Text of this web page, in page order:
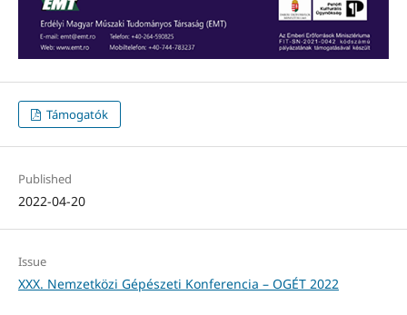
Támogatók
Published
2022-04-20
Issue
XXX. Nemzetközi Gépészeti Konferencia – OGÉT 2022